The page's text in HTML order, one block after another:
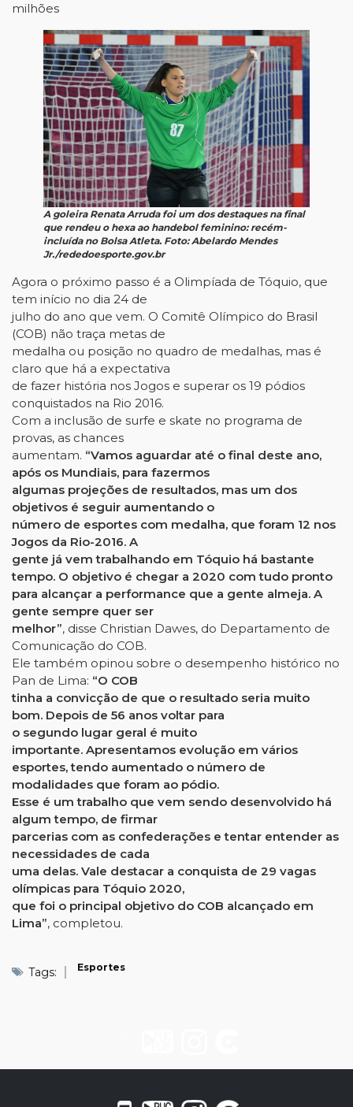
milhões
A goleira Renata Arruda foi um dos destaques na final
que rendeu o hexa ao handebol feminino: recém-
incluída no Bolsa Atleta. Foto: Abelardo Mendes
Jr./rededoesporte.gov.br
Agora o próximo passo é a Olimpíada de Tóquio, que
tem início no dia 24 de
julho do ano que vem. O Comitê Olímpico do Brasil
(COB) não traça metas de
medalha ou posição no quadro de medalhas, mas é
claro que há a expectativa
de fazer história nos Jogos e superar os 19 pódios
conquistados na Rio 2016.
Com a inclusão de surfe e skate no programa de
provas, as chances
aumentam. “Vamos aguardar até o final deste ano,
após os Mundiais, para fazermos
algumas projeções de resultados, mas um dos
objetivos é seguir aumentando o
número de esportes com medalha, que foram 12 nos
Jogos da Rio-2016. A
gente já vem trabalhando em Tóquio há bastante
tempo. O objetivo é chegar a 2020 com tudo pronto
para alcançar a performance que a gente almeja. A
gente sempre quer ser
melhor”, disse Christian Dawes, do Departamento de
Comunicação do COB.
Ele também opinou sobre o desempenho histórico no
Pan de Lima: “O COB
tinha a convicção de que o resultado seria muito
bom. Depois de 56 anos voltar para
o segundo lugar geral é muito
importante. Apresentamos evolução em vários
esportes, tendo aumentado o número de
modalidades que foram ao pódio.
Esse é um trabalho que vem sendo desenvolvido há
algum tempo, de firmar
parcerias com as confederações e tentar entender as
necessidades de cada
uma delas. Vale destacar a conquista de 29 vagas
olímpicas para Tóquio 2020,
que foi o principal objetivo do COB alcançado em
Lima”, completou.
Tags: Esportes